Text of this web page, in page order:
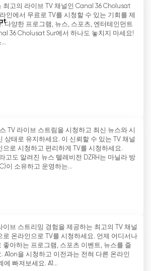
최고의 라이브 TV 채널인 Canal 36 Cholusat
인에서 무료로 TV를 시청할 수 있는 기회를 제
다양한 프로그램, 뉴스, 스포츠, 엔터테인먼트
36 Cholusat Sur에서 하나도 놓치지 마세요!
TV 라이브 스트림을 시청하고 최신 뉴스와 시
상태로 유지하세요. 이 신뢰할 수 있는 TV 채널
으로 시청하고 편리하게 TV를 시청하세요.
라고도 알려진 뉴스 텔레비전 DZRH는 마닐라 방
이 소유하고 운영하는...
이브 스트리밍 경험을 제공하는 최고의 TV 채널
로 온라인으로 TV를 시청하세요. 언제 어디서나
좋아하는 프로그램, 스포츠 이벤트, 뉴스를 즐
A1on을 시청하고 이전과는 전혀 다른 온라인
에 빠져보세요. A1...